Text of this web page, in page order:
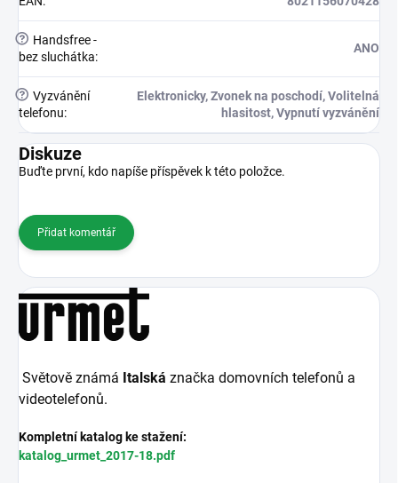
?
Handsfree -
bez sluchátka:
ANO
? Vyzvánění
telefonu:
Elektronicky, Zvonek na poschodí, Volitelná
hlasitost, Vypnutí vyzvánění
Diskuze
Buďte první, kdo napíše příspěvek k této položce.
Přidat komentář
Světově známá Italská značka domovních telefonů a
videotelefonů.
Kompletní katalog ke stažení:
katalog_urmet_2017-18.pdf